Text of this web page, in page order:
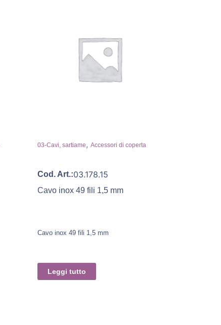
03-Cavi, sartiame, Accessori di coperta
Cod. Art.:03.178.15
Cavo inox 49 fili 1,5 mm
Cavo inox 49 fili 1,5 mm
Leggi tutto